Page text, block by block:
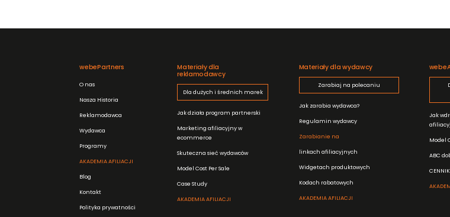
webePartners
O nas
Nasza Historia
Reklamodawca
Wydawca
Programy
AKADEMIA AFILIACJI
Blog
Kontakt
Polityka prywatności
Materiały dla
reklamodawcy
Dla dużych i średnich marek
Jak działa program partnerski
Marketing afiliacyjny w
ecommerce
Skuteczna sieć wydawców
Model Cost Per Sale
Case Study
AKADEMIA AFILIACJI
Materiały dla wydawcy
Zarabiaj na polecaniu
Jak zarabia wydawca?
Regulamin wydawcy
Zarabianie na
linkach afiliacyjnych
Widgetach produktowych
Kodach rabatowych
AKADEMIA AFILIACJI
Jak
Model
ABC
CENNIK